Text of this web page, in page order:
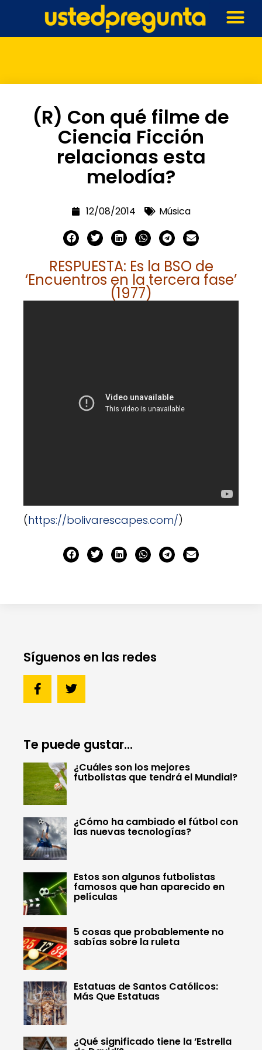
(R) Con qué filme de
Ciencia Ficción
relacionas esta
melodía?
12/08/2014 Música
RESPUESTA: Es la BSO de
‘Encuentros en la tercera fase’
(1977)
(https://bolivarescapes.com/)
Síguenos en las redes
Te puede gustar...
¿Cuáles son los mejores
futbolistas que tendrá el Mundial?
¿Cómo ha cambiado el fútbol con
las nuevas tecnologías?
Estos son algunos futbolistas
famosos que han aparecido en
películas
5 cosas que probablemente no
sabías sobre la ruleta
Estatuas de Santos Católicos:
Más Que Estatuas
¿Qué significado tiene la ‘Estrella